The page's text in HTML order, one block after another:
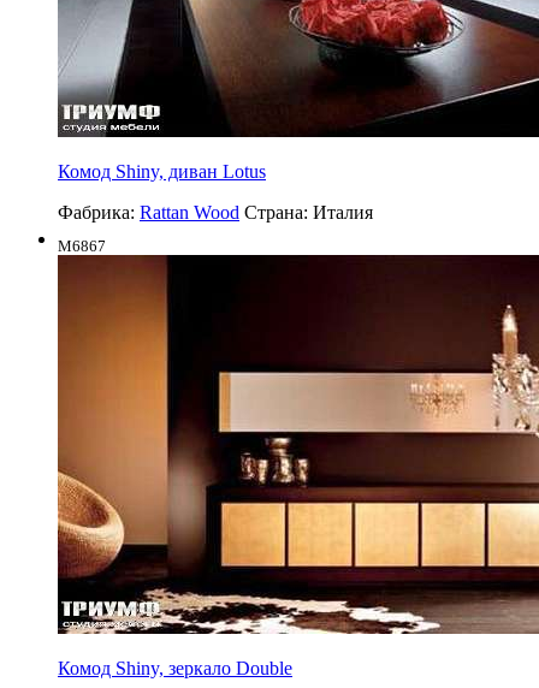
Комод Shiny, диван Lotus
Фабрика: Rattan Wood Страна: Италия
M6867
Комод Shiny, зеркало Double